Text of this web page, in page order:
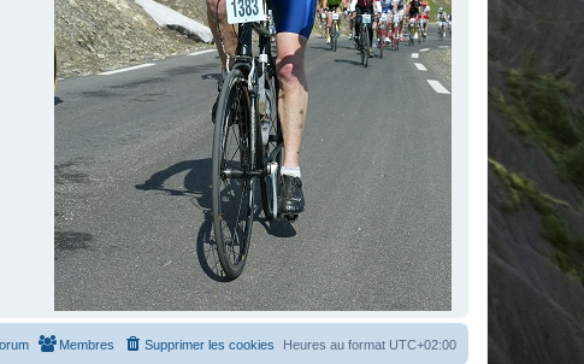
Heures au format UTC+02:00
Supprimer les cookies
Membres